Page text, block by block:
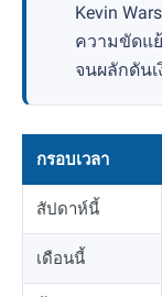
Kevin
ความขัดแ
จนผลักดัน
กรอบเวลา
สัปดาห์นี้
เดือนนี้